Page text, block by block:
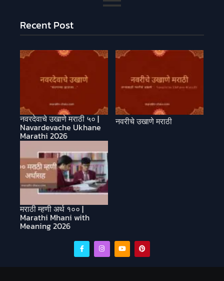
Recent Post
नवरदेवाचे उखाणे मराठी ५० |
Navardevache Ukhane
Marathi 2026
नवरीचे उखाणे मराठी
मराठी म्हणी अर्थ १०० |
Marathi Mhani with
Meaning 2026